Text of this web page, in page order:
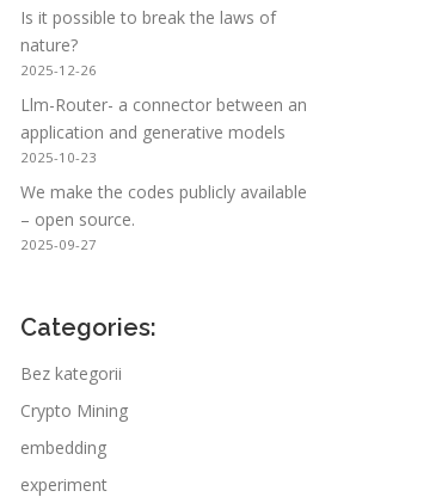
Is it possible to break the laws of
nature?
2025-12-26
Llm-Router- a connector between an
application and generative models
2025-10-23
We make the codes publicly available
– open source.
2025-09-27
Categories:
Bez kategorii
Crypto Mining
embedding
experiment